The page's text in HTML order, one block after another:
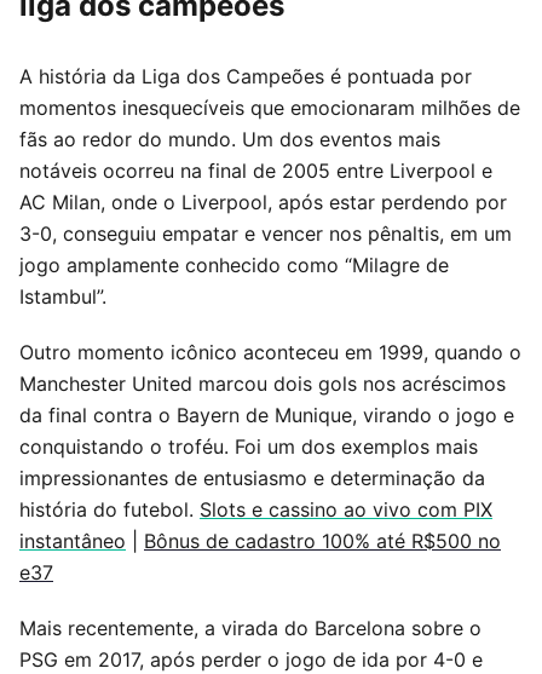
A história da Liga dos Campeões é pontuada por
momentos inesquecíveis que emocionaram milhões de
fãs ao redor do mundo. Um dos eventos mais
notáveis ocorreu na final de 2005 entre Liverpool e
AC Milan, onde o Liverpool, após estar perdendo por
3-0, conseguiu empatar e vencer nos pênaltis, em um
jogo amplamente conhecido como “Milagre de
Istambul”.
Outro momento icônico aconteceu em 1999, quando o
Manchester United marcou dois gols nos acréscimos
da final contra o Bayern de Munique, virando o jogo e
conquistando o troféu. Foi um dos exemplos mais
impressionantes de entusiasmo e determinação da
história do futebol. Slots e cassino ao vivo com PIX
instantâneo
Bônus de cadastro 100% até R$500 no
e37
Mais recentemente, a virada do Barcelona sobre o
PSG em 2017, após perder o jogo de ida por 4-0 e